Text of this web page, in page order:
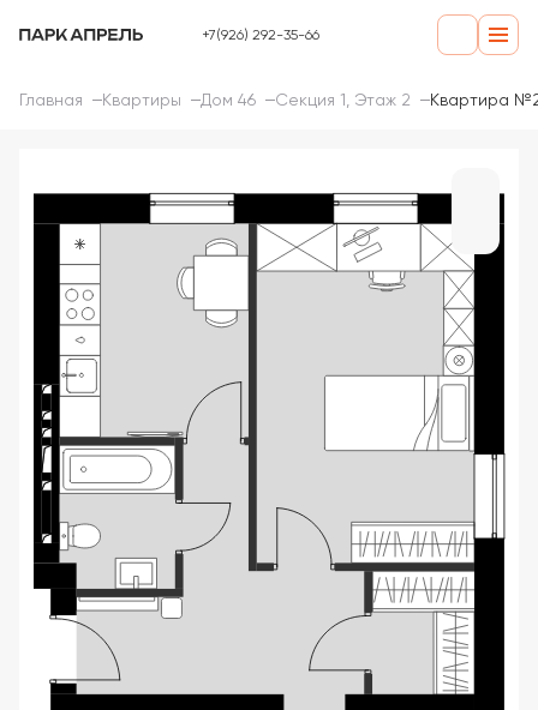
+7(926) 292-35-66
Главная Квартиры Дом 46 Секция 1, Этаж 2 Квартира